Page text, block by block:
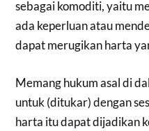
sebagai komoditi, yaitu
ada keperluan atau
dapat merugikan harta
Memang hukum asal di
untuk (ditukar) dengan
harta itu dapat dijadikan